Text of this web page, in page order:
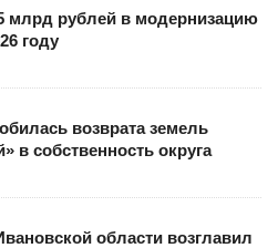
млрд рублей в модернизацию
году
возврата земель
в собственность округа
области возглавил